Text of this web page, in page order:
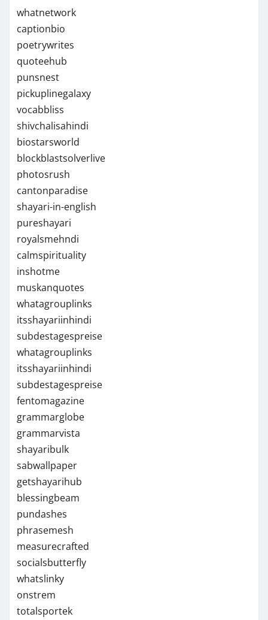
whatnetwork
captionbio
poetrywrites
quoteehub
punsnest
pickuplinegalaxy
vocabbliss
shivchalisahindi
biostarsworld
blockblastsolverlive
photosrush
cantonparadise
shayari-in-english
pureshayari
royalsmehndi
calmspirituality
inshotme
muskanquotes
whatagrouplinks
itsshayariinhindi
subdestagespreise
whatagrouplinks
itsshayariinhindi
subdestagespreise
fentomagazine
grammarglobe
grammarvista
shayaribulk
sabwallpaper
getshayarihub
blessingbeam
pundashes
phrasemesh
measurecrafted
socialsbutterfly
whatslinky
onstrem
totalsportek